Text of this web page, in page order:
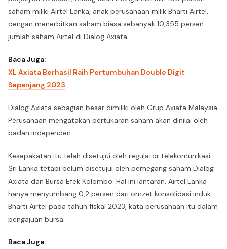
saham miliki Airtel Lanka, anak perusahaan milik Bharti Airtel,
dengan menerbitkan saham biasa sebanyak 10,355 persen
jumlah saham Airtel di Dialog Axiata.
Baca Juga:
XL Axiata Berhasil Raih Pertumbuhan Double Digit
Sepanjang 2023
Dialog Axiata sebagian besar dimiliki oleh Grup Axiata Malaysia.
Perusahaan mengatakan pertukaran saham akan dinilai oleh
badan independen.
Kesepakatan itu telah disetujui oleh regulator telekomunikasi
Sri Lanka tetapi belum disetujui oleh pemegang saham Dialog
Axiata dan Bursa Efek Kolombo. Hal ini lantaran, Airtel Lanka
hanya menyumbang 0,2 persen dari omzet konsolidasi induk
Bharti Airtel pada tahun fiskal 2023, kata perusahaan itu dalam
pengajuan bursa.
Baca Juga: